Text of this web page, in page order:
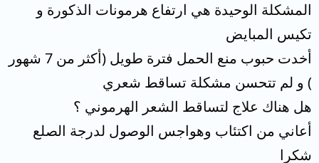
المشكلة الوحيدة هي ارتفاع هرمونات الذكورة و
تكيس المبايض
أخدت حبوب منع الحمل فترة طويل (أكثر من 7 شهور
) و لم تتحسن مشكلة تساقط شعري
هل هناك علاج لتساقط الشعر الهرموني ؟
أعاني من اكتئاب وهواجس الوصول لدرجة الصلع
شكرا